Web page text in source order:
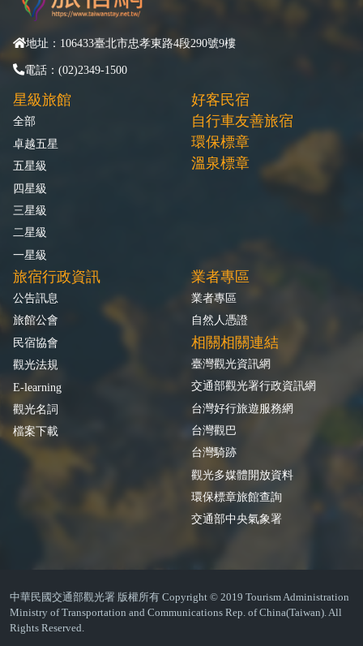
地址：106433臺北市忠孝東路4段290號9樓
電話：(02)2349-1500
星級旅館
全部
卓越五星
五星級
四星級
三星級
二星級
一星級
好客民宿
自行車友善旅宿
環保標章
溫泉標章
旅宿行政資訊
公告訊息
旅館公會
民宿協會
觀光法規
E-learning
觀光名詞
檔案下載
業者專區
業者專區
自然人憑證
相關相關連結
臺灣觀光資訊網
交通部觀光署行政資訊網
台灣好行旅遊服務網
台灣觀巴
台灣騎跡
觀光多媒體開放資料
環保標章旅館查詢
交通部中央氣象署
中華民國交通部觀光署 版權所有 Copyright © 2019 Tourism Administration
Ministry of Transportation and Communications Rep. of China(Taiwan). All
Rights Reserved.